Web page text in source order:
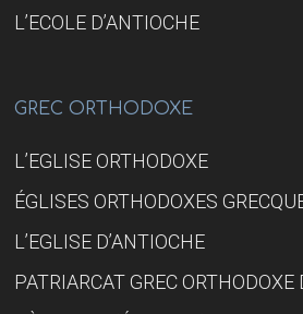
L’ECOLE D’ANTIOCHE
GREC ORTHODOXE
L’EGLISE ORTHODOXE
ÉGLISES ORTHODOXES
L’EGLISE D’ANTIOCHE
PATRIARCAT GREC ORTHODOXE